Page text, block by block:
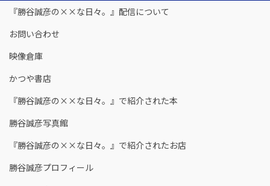
『勝谷誠彦の××な日々。』配信について
お問い合わせ
映像倉庫
かつや書店
『勝谷誠彦の××な日々。』で紹介された本
勝谷誠彦写真館
『勝谷誠彦の××な日々。』で紹介されたお店
勝谷誠彦プロフィール